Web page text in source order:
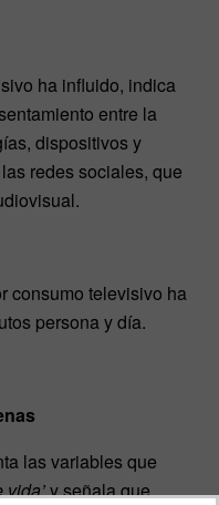
ha influido, indica
entre la
dispositivos y
redes sociales, que
consumo televisivo ha
persona y día.
las variables que
vida’y señala que